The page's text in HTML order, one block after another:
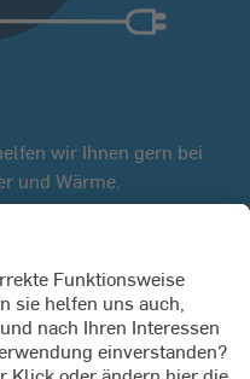
wir Ihnen gern bei
und Wärme.